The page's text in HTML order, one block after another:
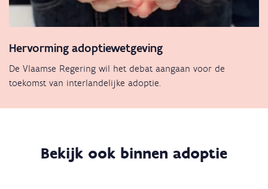
Hervorming adoptiewetgeving
De Vlaamse Regering wil het debat aangaan voor de
toekomst van interlandelijke adoptie.
Bekijk ook binnen adoptie